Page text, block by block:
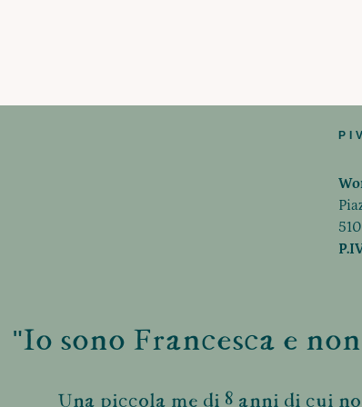
"Io sono Francesca e
Una piccola me di 8 anni di cui